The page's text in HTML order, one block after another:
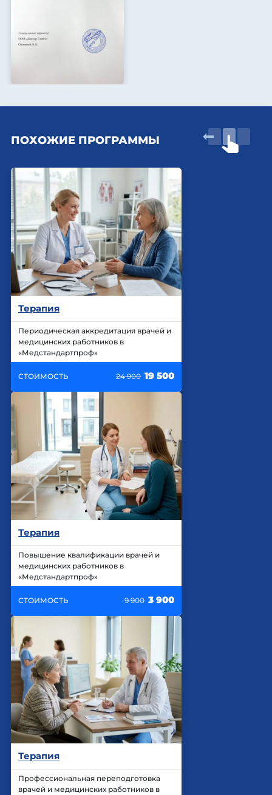
ПОХОЖИЕ ПРОГРАММЫ
Терапия
Периодическая аккредитация врачей и
медицинских работников в
«Медстандартпроф»
СТОИМОСТЬ 24 900 19 500
Терапия
Повышение квалификации врачей и
медицинских работников в
«Медстандартпроф»
СТОИМОСТЬ 9 900 3 900
Терапия
Профессиональная переподготовка
врачей и медицинских работников в